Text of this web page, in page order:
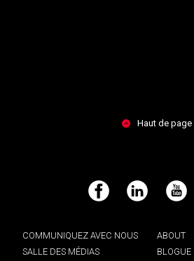
Haut de page
Facebook LinkedIn YouTube
COMMUNIQUEZ AVEC NOUS
ABOUT
SALLE DES MÉDIAS
BLOGUE